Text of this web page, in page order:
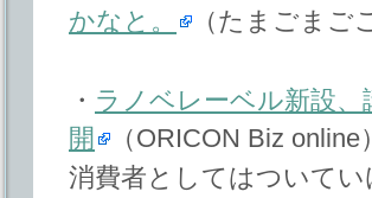
かなと。
（たまごまご
・ ラノベレーベル新設
開
（ORICON Biz online）
消費者としてはついて